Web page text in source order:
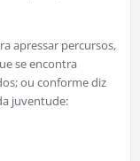
apressar percursos,
se encontra
ou conforme diz
juventude: